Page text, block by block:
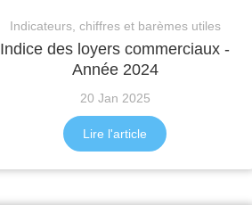
Indicateurs, chiffres et barèmes utiles
Indice des loyers commerciaux -
Année 2024
20 Jan 2025
Lire l'article